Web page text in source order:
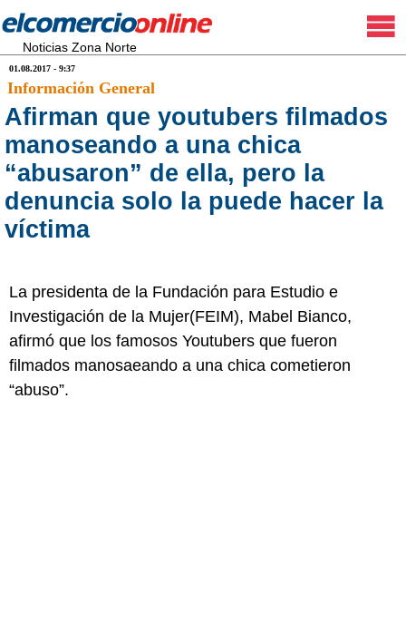
Noticias Zona Norte
01.08.2017 - 9:37
Información General
Afirman que youtubers filmados
manoseando a una chica
“abusaron” de ella, pero la
denuncia solo la puede hacer la
víctima
La presidenta de la Fundación para Estudio e
Investigación de la Mujer(FEIM), Mabel Bianco,
afirmó que los famosos Youtubers que fueron
filmados manosaeando a una chica cometieron
“abuso”.